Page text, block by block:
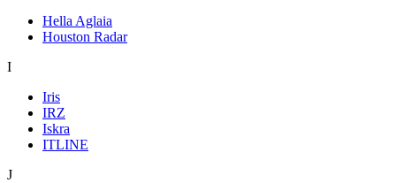
Hella Aglaia
Houston Radar
I
Iris
IRZ
Iskra
ITLINE
J